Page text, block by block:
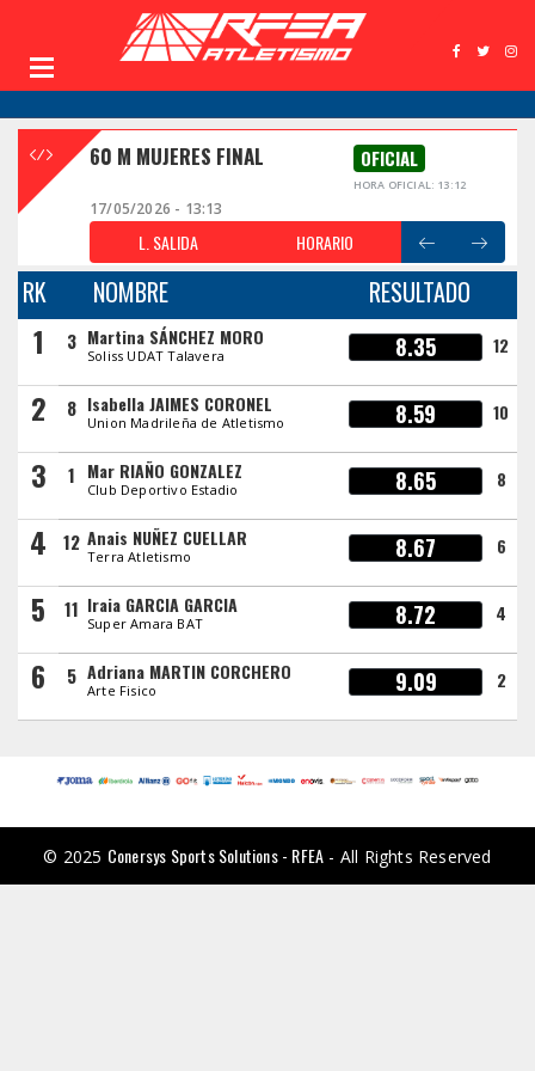
60 M MUJERES FINAL OFICIAL
HORA OFICIAL: 13:12
17/05/2026 - 13:13
L. SALIDA HORARIO
RK NOMBRE RESULTADO
1 3 Martina SÁNCHEZ MORO
Soliss UDAT Talavera 8.35 12
2 8 Isabella JAIMES CORONEL
Union Madrileña de Atletismo 8.59 10
3 1 Mar RIAÑO GONZALEZ
Club Deportivo Estadio 8.65 8
4 12 Anais NUÑEZ CUELLAR
Terra Atletismo 8.67 6
5 11 Iraia GARCIA GARCIA
Super Amara BAT 8.72 4
6 5 Adriana MARTIN CORCHERO
Arte Fisico 9.09 2
© 2025 Conersys Sports Solutions - RFEA - All Rights Reserved